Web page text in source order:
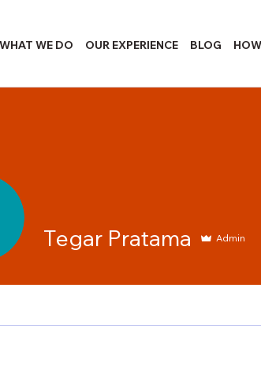
WHAT WE DO OUR EXPERIENCE BLOG
Tegar Pratama Admin